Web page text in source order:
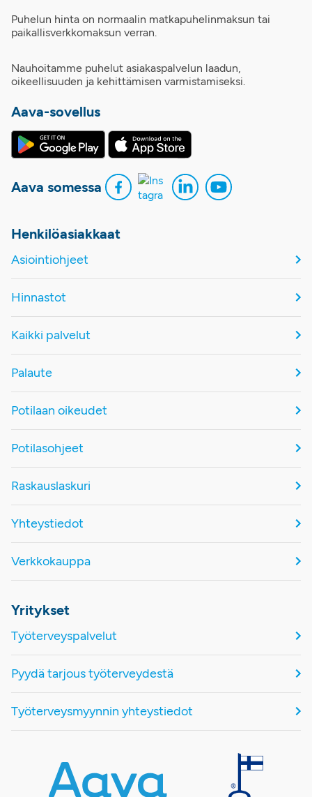
Puhelun hinta on normaalin matkapuhelinmaksun tai
paikallisverkkomaksun verran.
Nauhoitamme puhelut asiakaspalvelun laadun,
oikeellisuuden ja kehittämisen varmistamiseksi.
Aava-sovellus
Aava somessa
Henkilöasiakkaat
Asiointiohjeet
Hinnastot
Kaikki palvelut
Palaute
Potilaan oikeudet
Potilasohjeet
Raskauslaskuri
Yhteystiedot
Verkkokauppa
Yritykset
Työterveyspalvelut
Pyydä tarjous työterveydestä
Työterveysmyynnin yhteystiedot